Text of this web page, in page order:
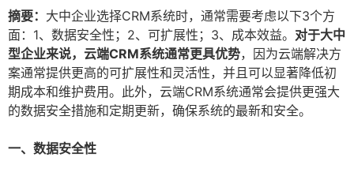
摘要： 大中企业选择CRM系统时，通常需要考虑以下3个方
面：1、数据安全性；2、可扩展性；3、成本效益。 对于大中
型企业来说，云端CRM系统通常更具优势，因为云端解决方
案通常提供更高的可扩展性和灵活性，并且可以显著降低初
期成本和维护费用。此外，云端CRM系统通常会提供更强大
的数据安全措施和定期更新，确保系统的最新和安全。
一、数据安全性